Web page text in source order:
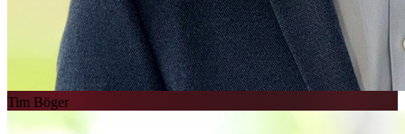
Tim Böger